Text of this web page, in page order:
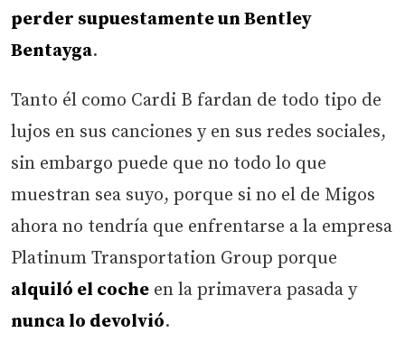
perder supuestamente un Bentley
Bentayga.
Tanto él como Cardi B fardan de todo tipo de
lujos en sus canciones y en sus redes sociales,
sin embargo puede que no todo lo que
muestran sea suyo, porque si no el de Migos
ahora no tendría que enfrentarse a la empresa
Platinum Transportation Group porque
alquiló el coche en la primavera pasada y
nunca lo devolvió.